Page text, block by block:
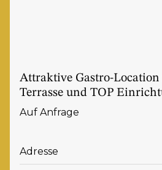
Attraktive Gastro-Location
Terrasse und TOP
Auf Anfrage
Adresse